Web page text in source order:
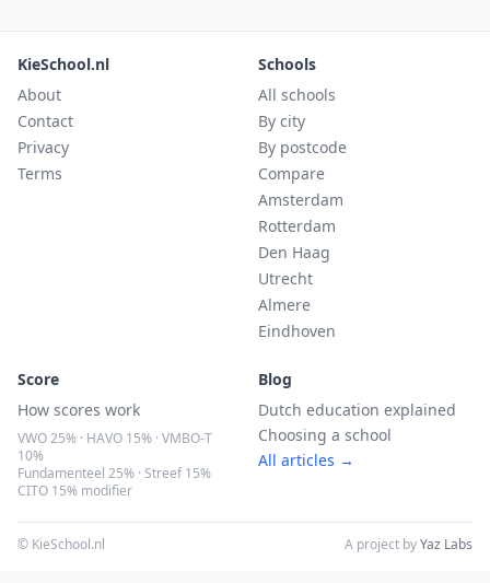
KieSchool.nl
About
Contact
Privacy
Terms
Schools
All schools
By city
By postcode
Compare
Amsterdam
Rotterdam
Den Haag
Utrecht
Almere
Eindhoven
Score
How scores work
VWO 25% · HAVO 15% · VMBO-T
10%
Fundamenteel 25% · Streef 15%
CITO 15% modifier
Blog
Dutch education explained
Choosing a school
All articles →
© KieSchool.nl A project byYaz Labs